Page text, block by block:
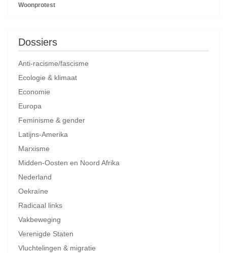
Woonprotest
Dossiers
Anti-racisme/fascisme
Ecologie & klimaat
Economie
Europa
Feminisme & gender
Latijns-Amerika
Marxisme
Midden-Oosten en Noord Afrika
Nederland
Oekraïne
Radicaal links
Vakbeweging
Verenigde Staten
Vluchtelingen & migratie